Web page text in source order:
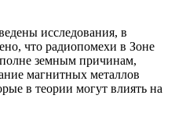
исследования, в
что радиопомехи в Зоне
земным причинам,
магнитных металлов
в теории могут влиять на